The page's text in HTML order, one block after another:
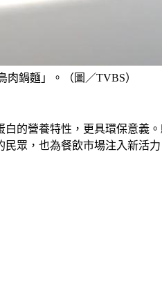
鍋麵」。（圖／TVBS）
的營養特性，更具環保意義
眾，也為餐飲市場注入新活力